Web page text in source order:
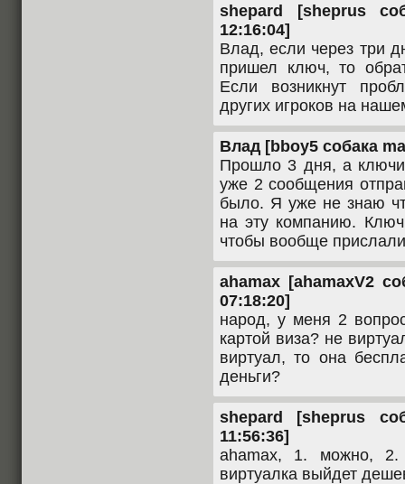
shepard [sheprus
12:16:04]
Влад, если через три
пришел ключ, то
Если возникнут
других игроков на
Влад [bboy5 собака
Прошло 3 дня, а
уже 2 сообщения
было. Я уже не знаю
на эту компанию.
чтобы вообще
ahamax [ahamaxV2
07:18:20]
народ, у меня 2
картой виза? не
виртуал, то она
деньги?
shepard [sheprus
11:56:36]
ahamax, 1. можно,
виртуалка выйдет